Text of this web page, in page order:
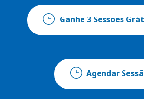
Ganhe 3 Sessões
Agendar